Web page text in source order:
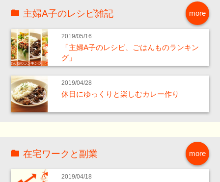
more
主婦A子のレシピ雑記
2019/05/16
「主婦A子のレシピ、ごはんものランキン
グ」
2019/04/28
休日にゆっくりと楽しむカレー作り
more
在宅ワークと副業
2019/04/18